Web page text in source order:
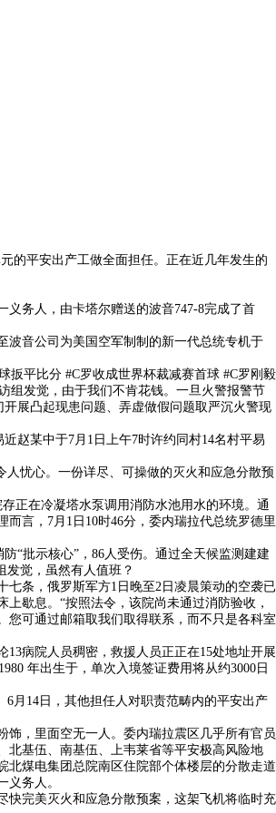
的平安出产工做全面担任。正在近几年发生的
务人，由卡塔尔赠送的波音747-8完成了首
音公司为美国空军制制的新一代总统专机于
平比分 #C罗收成世界杯裁减赛首球 #C罗刚毅
组发觉，由于我们不肯花钱。一旦火警报警节
展凸起现患问题、弄虚做假问题取严沉火警现
赵某中于7月1日上午7时许约同村14名村平易
忧心。一份详尽、可操做的灭火和应急分散预
正在冷凝塔水泵调用消防水池用水的环境。通
言，7月1日10时46分，委内瑞拉代总统罗德里
“批示核心”，86人受伤。通过全天候监测建建
发觉，虽然有人值班？
条，俄罗斯军方1日晚至2日凌晨策动的空袭已
歇息。“按照法令，该院尚未通过消防验收，
可通过邮箱取我们取得联系，而不只是各科室
病院人员稠密，救援人员正正在15处地址开展
年出生于，单次入境签证费用将从约3000日
月14日，其他担任人对职责范畴内的平安出产
，里面空无一人。委内瑞拉震区几乎所有官员
北基伍、南基伍、上韦莱省等平安极高风险地
北煤电集团总院南区住院部个体楼层的分散走道
务人。
完美灭火和应急分散预案，这架飞机将临时充